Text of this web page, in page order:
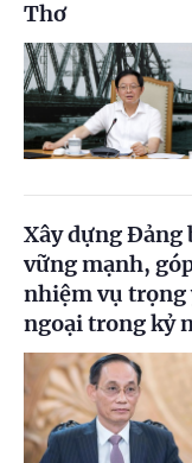
Thơ
Xây dựng Đảng
vững mạnh,
nhiệm vụ trọng
ngoại trong kỷ